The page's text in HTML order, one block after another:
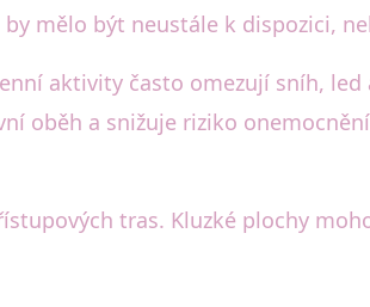
mělo být neustále k dispozici,
aktivity často omezují sníh,
oběh a snižuje riziko
tras. Kluzké plochy